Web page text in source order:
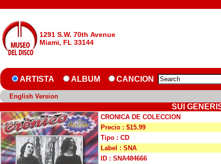
1291 S.W. 70th Avenue
Miami, FL 33144
ARTISTA ALBUM CANCION
English Version
SUI
CRONICA DE COLECCION
Precio : $15.99
Tipo : CD
Label : SNA
ID : SNA484666